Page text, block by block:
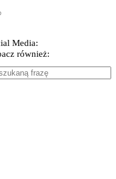
Media:
również: